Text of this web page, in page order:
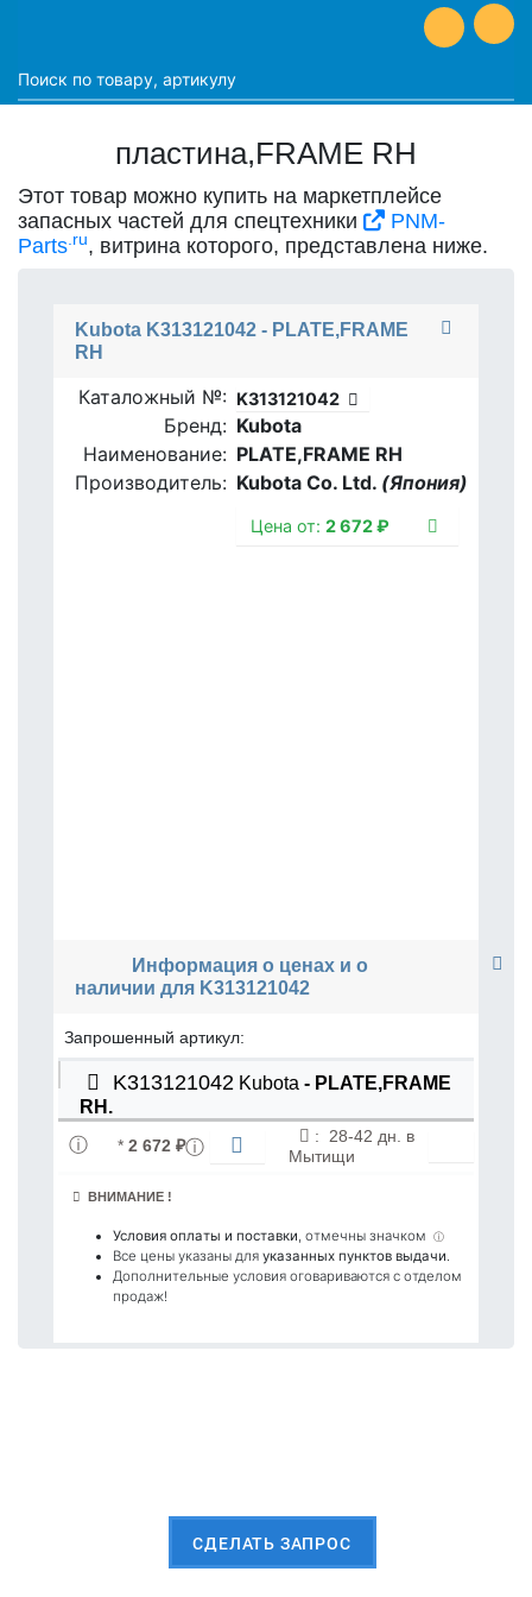
пластина,FRAME RH
Этот товар можно купить на маркетплейсе
запасных частей для спецтехники
PNM-
Parts.ru, витрина которого, представлена ниже.
Kubota K313121042 - PLATE,FRAME
RH
Каталожный №: K313121042
Бренд: Kubota
Наименование: PLATE,FRAME RH
Производитель: Kubota Co. Ltd. (Япония)
Цена от: 2 672 ₽
Информация о ценах и о
наличии для K313121042
Запрошенный артикул:
K313121042 Kubota - PLATE,FRAME
RH.
* 2 672 ₽ :
28-42 дн. в
Мытищи
ВНИМАНИЕ !
Условия оплаты и поставки, отмечны значком ⓘ
Все цены указаны для указанных пунктов выдачи.
Дополнительные условия оговариваются с отделом
продаж!
CДЕЛАТЬ ЗАПРОС